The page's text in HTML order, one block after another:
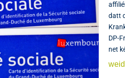
datt
DP-
net